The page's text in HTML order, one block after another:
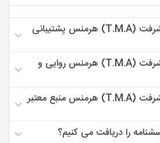
آیا پرسشنامه انگیزه پیشرفت (T.M.A) هرمنس پشتیبانی
آیا پرسشنامه انگیزه پیشرفت (T.M.A) هرمنس روایی و
آیا پرسشنامه انگیزه پیشرفت (T.M.A) هرمنس منبع معتبر
را دریافت می کنیم؟